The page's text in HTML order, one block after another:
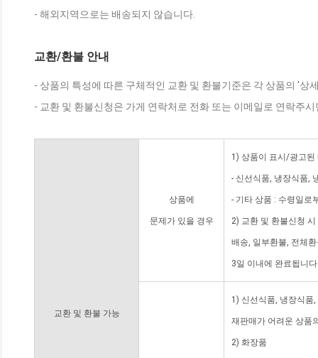
- 해외지역으로는 배송되지 않습니다.
교환/환불 안내
- 상품의 특성에 따른 구체적인 교환 및 환불기준은 각 상품의 '상
- 교환 및 환불신청은 가게 연락처로 전화 또는 이메일로 연락주
교환 및 환불 가능
상품에
문제가 있을 경우
1) 상품이 표시/광고된
- 신선식품, 냉장식품,
- 기타 상품 : 수령일로
2) 교환 및 환불신청
배송, 일부환불, 전체
3일 이내에 완료됩니
1) 신선식품, 냉장식품
재판매가 어려운 상품
2) 화장품